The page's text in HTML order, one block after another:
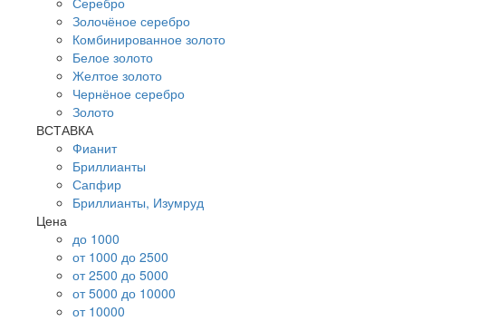
Золочёное серебро
Комбинированное золото
Белое золото
Желтое золото
Чернёное серебро
Золото
ВСТАВКА
Фианит
Бриллианты
Сапфир
Бриллианты, Изумруд
Цена
до 1000
от 1000 до 2500
от 2500 до 5000
от 5000 до 10000
от 10000